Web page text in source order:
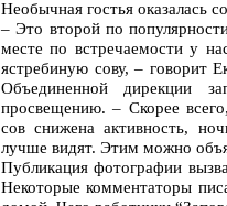
Необычная гостья оказалась
– Это второй по
месте по встречаемости у
ястребиную сову, – говорит
Объединенной дирекции
просвещению. – Скорее
сов снижена активность,
лучше видят. Этим можно
Публикация фотографии
Некоторые комментаторы